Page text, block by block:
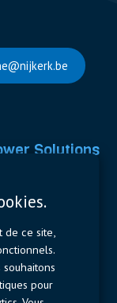
Solutions
& Fuses
de ce site,
pour